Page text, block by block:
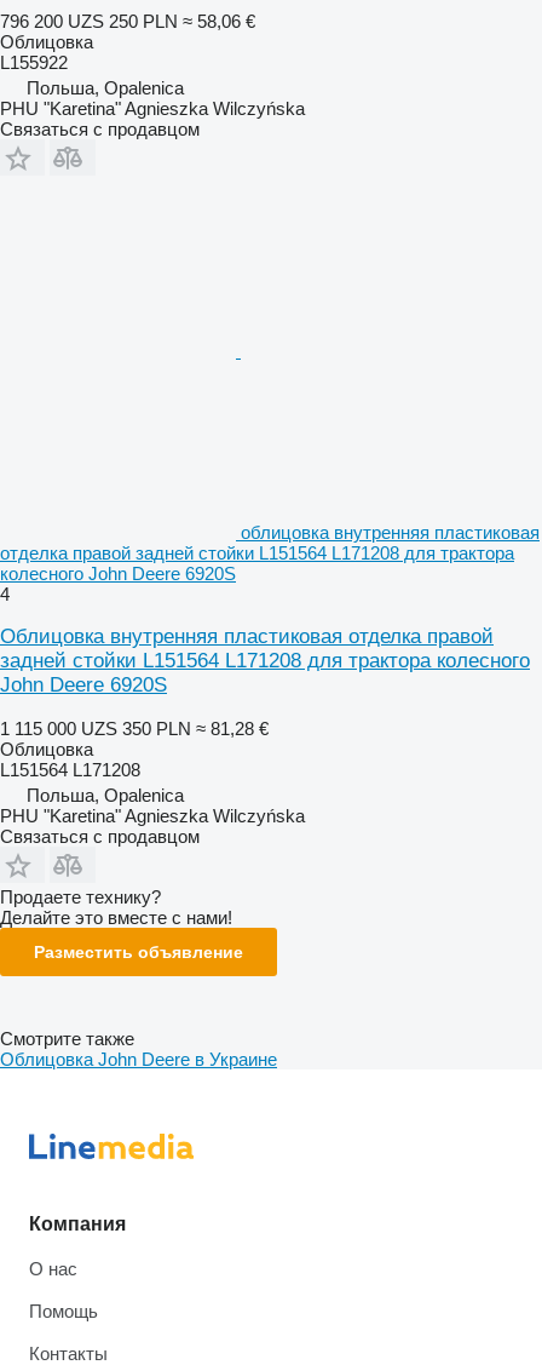
796 200 UZS 250 PLN ≈ 58,06 €
Облицовка
L155922
Польша, Opalenica
PHU "Karetina" Agnieszka Wilczyńska
Связаться с продавцом
облицовка внутренняя пластиковая
отделка правой задней стойки L151564 L171208 для трактора
колесного John Deere 6920S
4
Облицовка внутренняя пластиковая отделка правой
задней стойки L151564 L171208 для трактора колесного
John Deere 6920S
1 115 000 UZS 350 PLN ≈ 81,28 €
Облицовка
L151564 L171208
Польша, Opalenica
PHU "Karetina" Agnieszka Wilczyńska
Связаться с продавцом
Продаете технику?
Делайте это вместе с нами!
Разместить объявление
Смотрите также
Облицовка John Deere в Украине
Компания
О нас
Помощь
Контакты